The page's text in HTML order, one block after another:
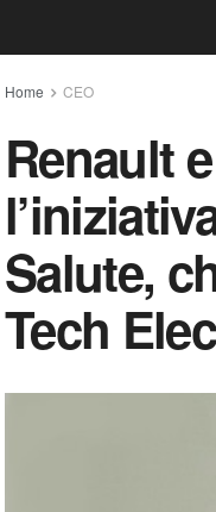
Home CEO
Renault
Salute,
Tech